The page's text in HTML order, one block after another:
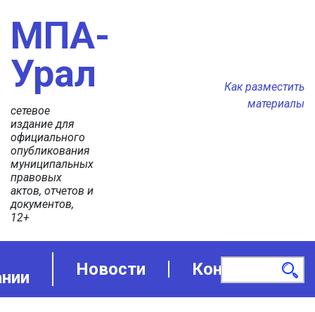
МПА-
Урал
сетевое
издание для
официального
опубликования
муниципальных
правовых
актов, отчетов и
документов,
12+
Как разместить
материалы
Новости Контакты